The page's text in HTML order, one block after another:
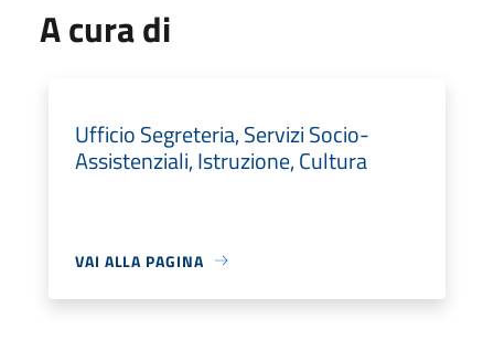
A cura di
Ufficio Segreteria, Servizi Socio-
Assistenziali, Istruzione, Cultura
VAI ALLA PAGINA